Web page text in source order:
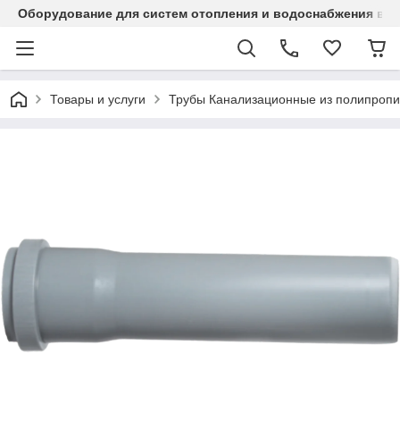
Оборудование для систем отопления и водоснабжения в
Товары и услуги Трубы Канализационные из